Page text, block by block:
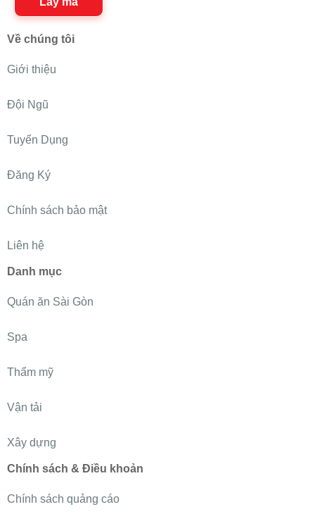
Về chúng tôi
Giới thiệu
Đội Ngũ
Tuyển Dụng
Đăng Ký
Chính sách bảo mật
Liên hệ
Danh mục
Quán ăn Sài Gòn
Spa
Thẩm mỹ
Vận tải
Xây dựng
Chính sách & Điều khoản
Chính sách quảng cáo